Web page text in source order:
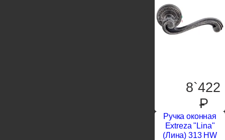
8`422
P
Ручка оконная
Extreza "Lina"
(Лина) 313 HW